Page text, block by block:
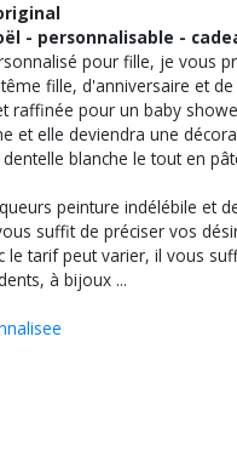
- personnalisable -
pour fille, je
fille, d'anniversaire et
pour un baby
et elle deviendra une
blanche le tout en
peinture indélébile et
suffit de préciser vos
tarif peut varier, il vous
à bijoux ...